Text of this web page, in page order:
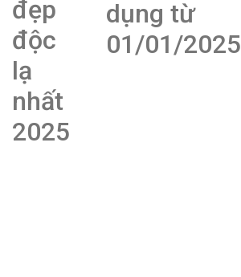
đẹp
độc
lạ
nhất
2025
dụng từ
01/01/2025